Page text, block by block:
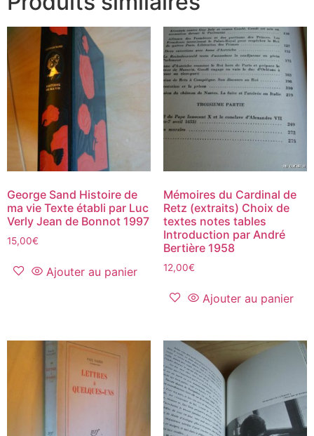
George Sand Histoire de
ma vie Texte établi par Luc
Verly Jean de Bonnot 1997
15,00€
Ajouter au panier
‎Mémoires du Cardinal de
Retz (extraits) Choix de
textes notes tables
Introduction par André
Bertière 1958‎
12,00€
Ajouter au panier